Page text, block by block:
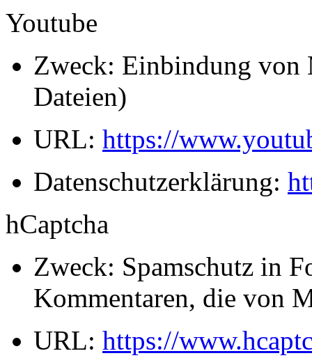
Youtube
Zweck: Einbindung
Dateien)
URL: https://
Datenschutzerklärung:
hCaptcha
Zweck: Spamschutz in
Kommentaren, die von
URL: https://